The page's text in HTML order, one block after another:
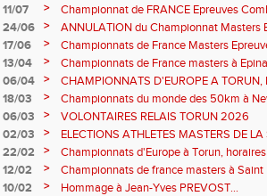
11/07 >
Championnat de FRANCE Epreuves
et Marche CHATEAUROUX
24/06 >
ANNULATION du Championnat Masters
Châteauroux les 27-28 juin
17/06 >
Championnats de France Masters
fond long
13/04 >
Championnats de France masters à
prévisionnels, montée de barres et
06/04 >
CHAMPIONNATS D'EUROPE A
18/03
>
Championnats du monde des 50km à
Sébastien DOUMENC.
06/03 >
VOLONTAIRES RELAIS TORUN 2026
02/03
>
ELECTIONS ATHLETES MASTERS DE
2ème vote : athlètes hommes.
22/02 >
Championnats d'Europe à Torun,
informations...
12/02 >
Championnats de france masters à Saint
février 2026.
10/02 >
Hommage à Jean-Yves PREVOST...